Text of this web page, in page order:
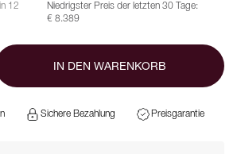
12
Niedrigster Preis der letzten 30 Tage:
€ 8.389
IN DEN WARENKORB
Sichere Bezahlung Preisgarantie